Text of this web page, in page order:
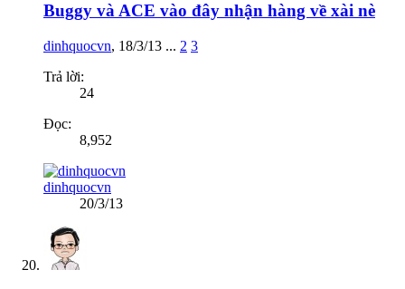
Buggy và ACE vào đây nhận hàng về xài nè
dinhquocvn, 18/3/13 ... 2 3
Trả lời:
24
Đọc:
8,952
dinhquocvn
20/3/13